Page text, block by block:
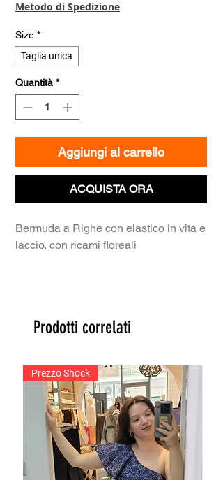
regolare
Metodo di Spedizione
Size *
Taglia unica
Quantità *
Aggiungi al carrello
ACQUISTA ORA
Bermuda a Righe con elastico in vita e
laccio, con ricami floreali
Prodotti correlati
Prezzo Shock